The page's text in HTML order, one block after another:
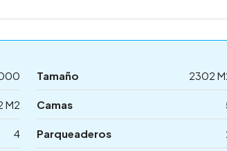
Tamaño 2302
M2 Camas
4 Parqueaderos